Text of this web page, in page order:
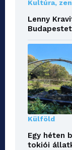
Kultúra,
Lenny
Budapestet
Külföld
Egy héten
tokiói